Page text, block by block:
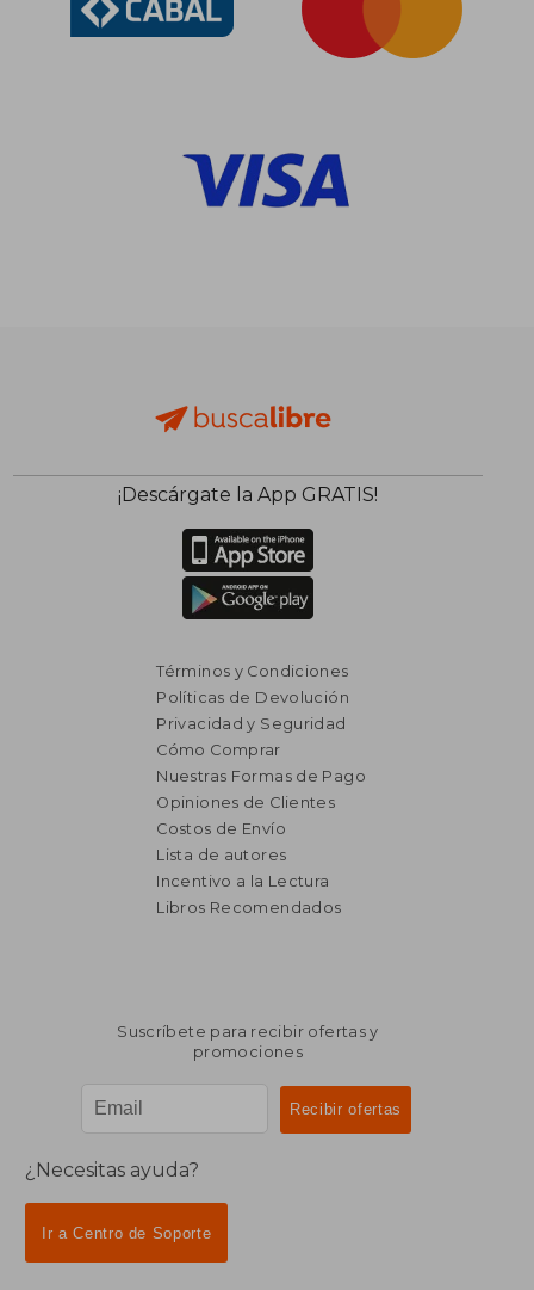
¡Descárgate la App GRATIS!
Términos y Condiciones
Políticas de Devolución
Privacidad y Seguridad
Cómo Comprar
Nuestras Formas de Pago
Opiniones de Clientes
Costos de Envío
Lista de autores
Incentivo a la Lectura
Libros Recomendados
Suscríbete para recibir ofertas y
promociones
¿Necesitas ayuda?
Ir a Centro de Soporte